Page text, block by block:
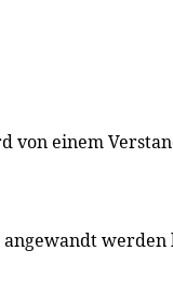
von einem
angewandt